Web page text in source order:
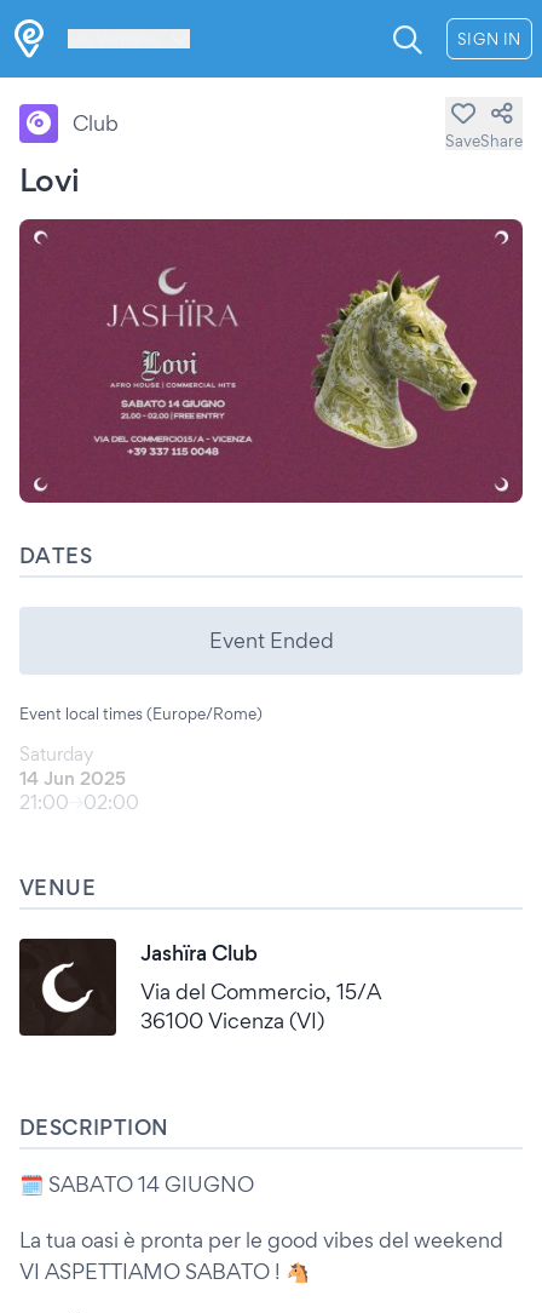
SIGN IN
Lovi
Club
SaveShare
DATES
Event Ended
Event local times (Europe/Rome)
Saturday
14 Jun 2025
21:00
02:00
VENUE
Jashïra Club
Via del Commercio, 15/A
36100 Vicenza (VI)
DESCRIPTION
🗓️ SABATO 14 GIUGNO
La tua oasi è pronta per le good vibes del weekend
VI ASPETTIAMO SABATO ! 🐴